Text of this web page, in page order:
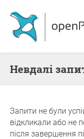
невдалі
Запити не були
відкликали або не
після завершення